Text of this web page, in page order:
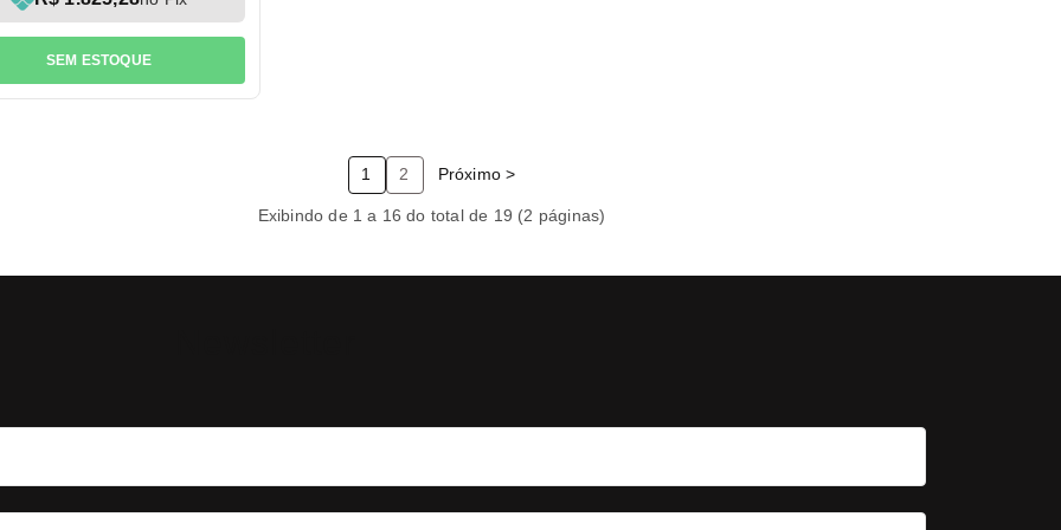
SEM ESTOQUE
1 2 Próximo >
Exibindo de 1 a 16 do total de 19 (2 páginas)